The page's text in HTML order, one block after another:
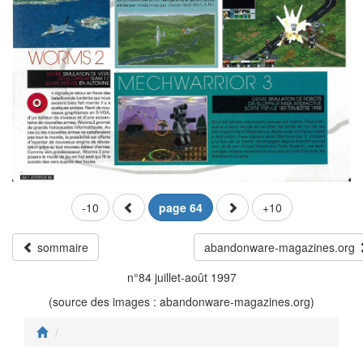
-10 page 64 +10
sommaire
abandonware-magazines.org
n°84 juillet-août 1997
(source des images : abandonware-magazines.org)